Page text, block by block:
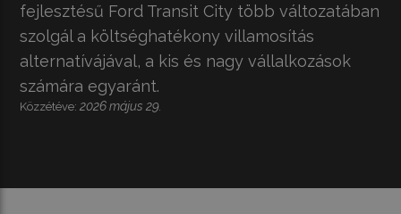
fejlesztésű Ford Transit City több változatában
szolgál a költséghatékony villamosítás
alternatívájával, a kis és nagy vállalkozások
számára egyaránt.
Közzétéve:2026 május 29.